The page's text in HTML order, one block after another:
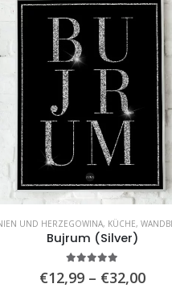
UND HERZEGOWINA, KÜCHE,
Bujrum (Silver)
€12,99 – €32,00